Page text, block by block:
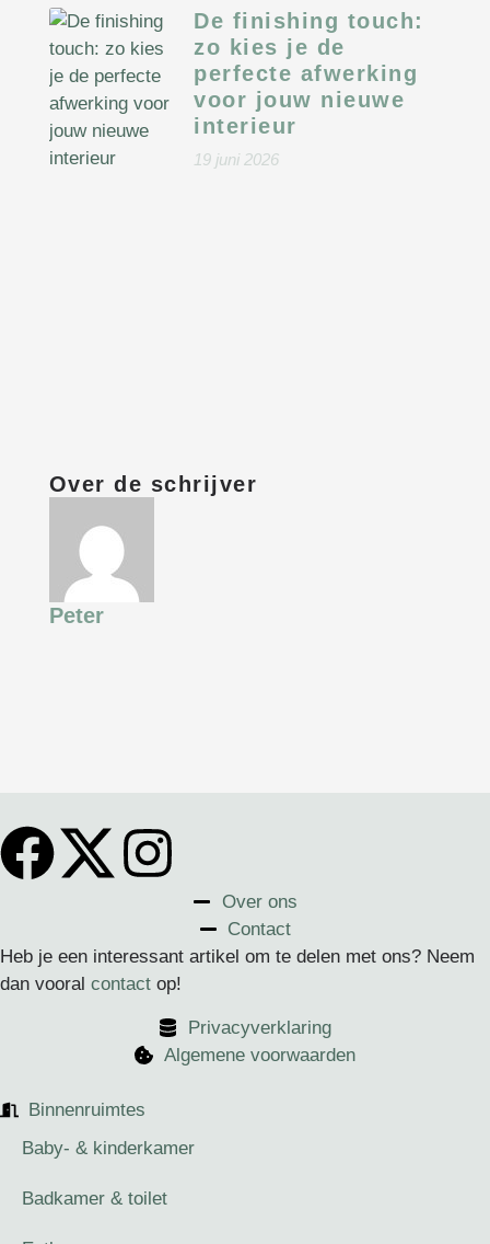
De finishing touch:
zo kies je de
perfecte afwerking
voor jouw nieuwe
interieur
19 juni 2026
Over de schrijver
Peter
Over ons
Contact
Heb je een interessant artikel om te delen met ons? Neem
dan vooral contact op!
Privacyverklaring
Algemene voorwaarden
Binnenruimtes
Baby- & kinderkamer
Badkamer & toilet